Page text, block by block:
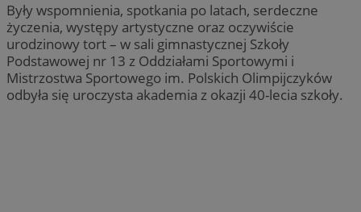
Były wspomnienia, spotkania po latach, serdeczne
życzenia, występy artystyczne oraz oczywiście
urodzinowy tort – w sali gimnastycznej Szkoły
Podstawowej nr 13 z Oddziałami Sportowymi i
Mistrzostwa Sportowego im. Polskich Olimpijczyków
odbyła się uroczysta akademia z okazji 40-lecia szkoły.